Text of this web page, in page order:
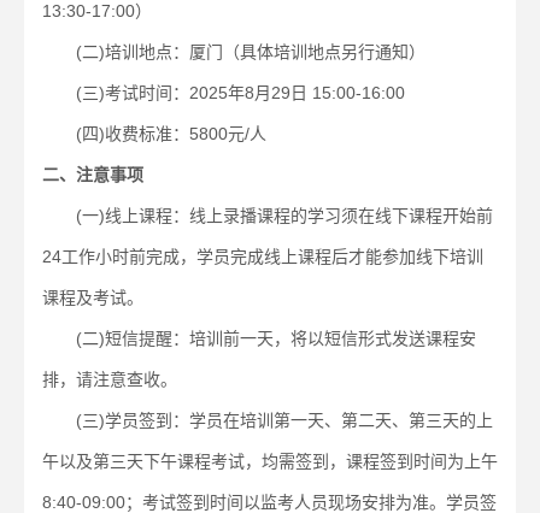
13:30-17:00）
(二)培训地点：厦门 （具体培训地点另行通知）
(三)考试时间：2025年8月29日 15:00-16:00
(四)收费标准：5800元/人
二、注意事项
(一)线上课程：线上录播课程的学习须在线下课程开始前
24工作小时前完成，学员完成线上课程后才能参加线下培训
课程及考试。
(二)短信提醒：培训前一天，将以短信形式发送课程安
排，请注意查收。
(三)学员签到：学员在培训第一天、第二天、第三天的上
午以及第三天下午课程考试，均需签到，课程签到时间为上午
8:40-09:00；考试签到时间以监考人员现场安排为准。学员签